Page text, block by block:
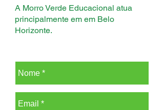
A Morro Verde Educacional atua
principalmente em em Belo
Horizonte.